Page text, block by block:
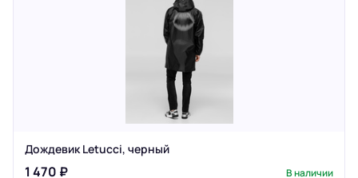
Дождевик Letucci, черный
1 470 ₽ В наличии